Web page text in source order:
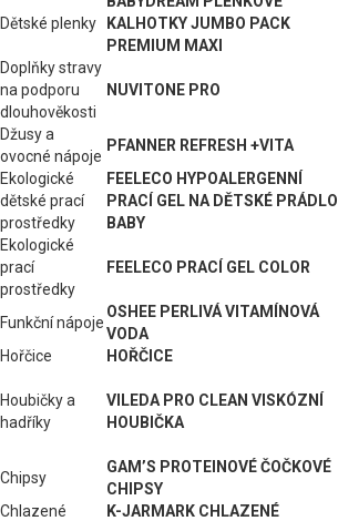
Dětské plenky
KALHOTKY JUMBO PACK
PREMIUM MAXI
Doplňky stravy
na podporu
dlouhověkosti
NUVITONE PRO
Džusy a
ovocné nápoje
PFANNER REFRESH +VITA
Ekologické
dětské prací
prostředky
FEELECO HYPOALERGENNÍ
PRACÍ GEL NA DĚTSKÉ PRÁDLO
BABY
Ekologické
prací
prostředky
FEELECO PRACÍ GEL COLOR
Funkční nápoje
OSHEE PERLIVÁ VITAMÍNOVÁ
VODA
Hořčice
HOŘČICE
Houbičky a
hadříky
VILEDA PRO CLEAN VISKÓZNÍ
HOUBIČKA
Chipsy
GAM’S PROTEINOVÉ ČOČKOVÉ
CHIPSY
Chlazené
K-JARMARK CHLAZENÉ